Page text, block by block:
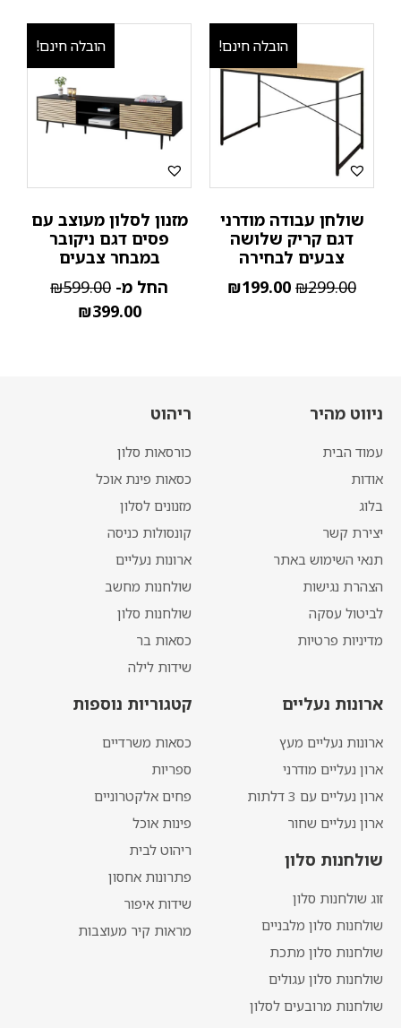
הובלה חינם!
שולחן עבודה מודרני
דגם קריק שלושה
צבעים לבחירה
₪299.00
₪199.00
הובלה חינם!
מזנון לסלון מעוצב עם
פסים דגם ניקובר
במבחר צבעים
החל מ-
₪599.00
₪399.00
ניווט מהיר
עמוד הבית
אודות
בלוג
יצירת קשר
תנאי השימוש באתר
הצהרת נגישות
לביטול עסקה
מדיניות פרטיות
ריהוט
כורסאות סלון
כסאות פינת אוכל
מזנונים לסלון
קונסולות כניסה
ארונות נעליים
שולחנות מחשב
שולחנות סלון
כסאות בר
שידות לילה
ארונות נעליים
ארונות נעליים מעץ
ארון נעליים מודרני
ארון נעליים עם 3 דלתות
ארון נעליים שחור
שולחנות סלון
זוג שולחנות סלון
שולחנות סלון מלבניים
שולחנות סלון מתכת
שולחנות סלון עגולים
שולחנות מרובעים לסלון
קטגוריות נוספות
כסאות משרדיים
ספריות
פחים אלקטרוניים
פינות אוכל
ריהוט לבית
פתרונות אחסון
שידות איפור
מראות קיר מעוצבות